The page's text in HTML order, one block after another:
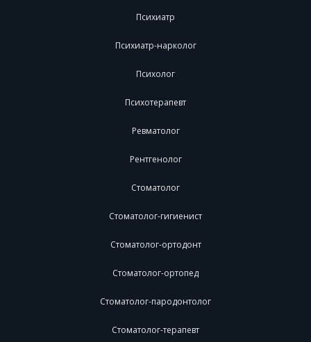
Психиатр
Психиатр-нарколог
Психолог
Психотерапевт
Ревматолог
Рентгенолог
Стоматолог
Стоматолог-гигиенист
Стоматолог-ортодонт
Стоматолог-ортопед
Стоматолог-пародонтолог
Стоматолог-терапевт